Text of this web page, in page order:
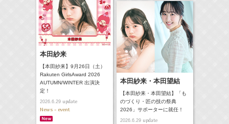
本田紗来
【本田紗来】9月26日（土）
Rakuten GirlsAward 2026
AUTUMN/WINTER 出演決
定！
2026.6.29update
News - event
本田紗来・本田望結
【本田紗来・本田望結】「も
のづくり・匠の技の祭典
2026」サポーターに就任！
2026.6.29update